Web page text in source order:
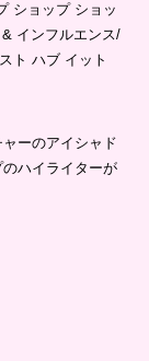
ショップ ショッ
インフルエンス/
ト ハブ イット
ーのアイシャド
ハイライターが